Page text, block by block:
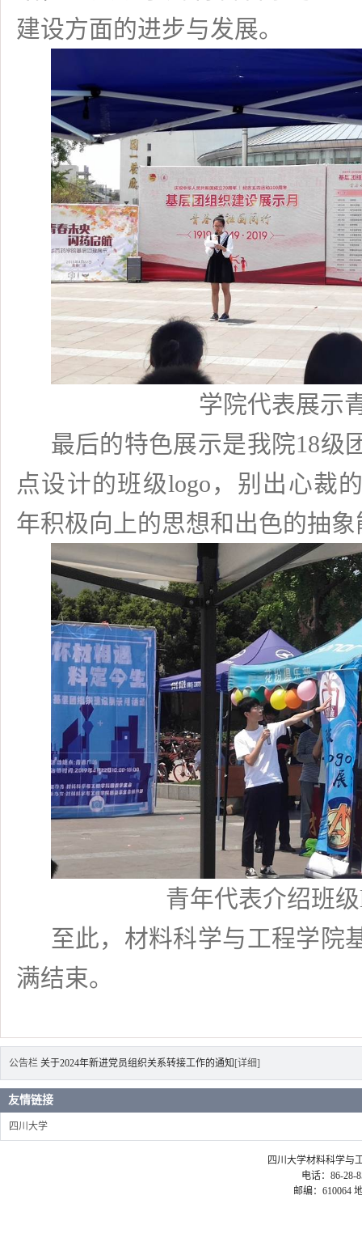
建设方面的进步与发展。
学院代表展示
最后的特色展示是我院18级
点设计的班级logo ，别出心裁
年积极向上的思想和出色的抽
青年代表介绍班级
至此，材料科学与工程学院
满结束。
公告栏 关于2024年新进党员组织关系转接工作的通知 [详细]
友情链接
四川大学
四川大学材料科学与
电话：86-28-
邮编：610064